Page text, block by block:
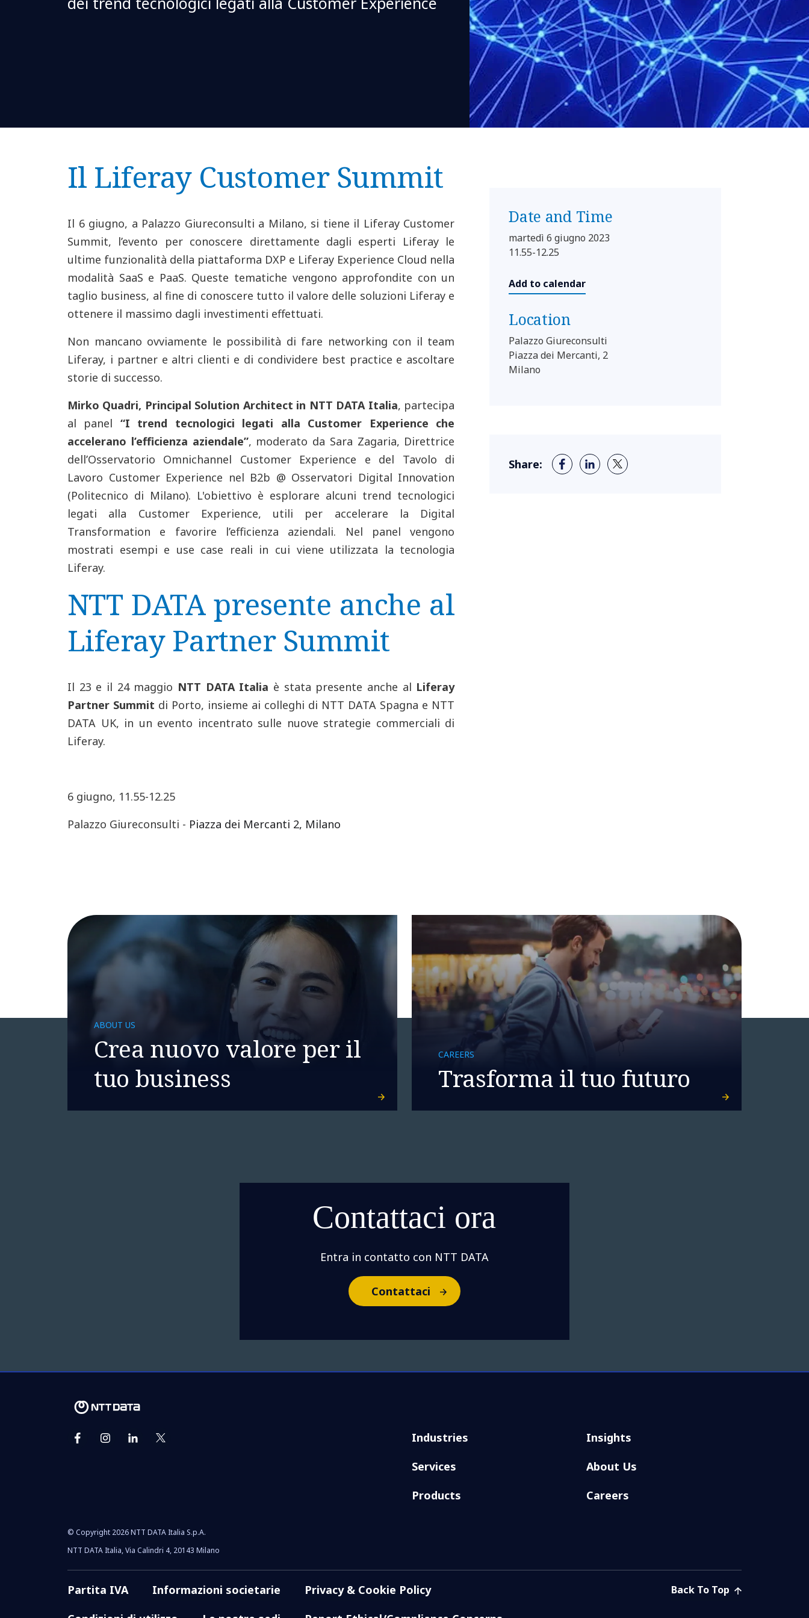
Il Liferay Customer Summit
Il 6 giugno, a Palazzo Giureconsulti a Milano, si tiene il Liferay Customer
Summit, l’evento per conoscere direttamente dagli esperti Liferay le
ultime funzionalità della piattaforma DXP e Liferay Experience Cloud nella
modalità SaaS e PaaS. Queste tematiche vengono approfondite con un
taglio business, al fine di conoscere tutto il valore delle soluzioni Liferay e
ottenere il massimo dagli investimenti effettuati.
Non mancano ovviamente le possibilità di fare networking con il team
Liferay, i partner e altri clienti e di condividere best practice e ascoltare
storie di successo.
Mirko Quadri, Principal Solution Architect in NTT DATA Italia, partecipa
al panel “I trend tecnologici legati alla Customer Experience che
accelerano l’efficienza aziendale”, moderato da Sara Zagaria, Direttrice
dell’Osservatorio Omnichannel Customer Experience e del Tavolo di
Lavoro Customer Experience nel B2b @ Osservatori Digital Innovation
(Politecnico di Milano). L'obiettivo è esplorare alcuni trend tecnologici
legati alla Customer Experience, utili per accelerare la Digital
Transformation e favorire l’efficienza aziendali. Nel panel vengono
mostrati esempi e use case reali in cui viene utilizzata la tecnologia
Liferay.
NTT DATA presente anche al
Liferay Partner Summit
Il 23 e il 24 maggio NTT DATA Italia è stata presente anche al Liferay
Partner Summit di Porto, insieme ai colleghi di NTT DATA Spagna e NTT
DATA UK, in un evento incentrato sulle nuove strategie commerciali di
Liferay.
6 giugno, 11.55-12.25
Palazzo Giureconsulti - Piazza dei Mercanti 2, Milano
Date and Time
martedì 6 giugno 2023
11.55-12.25
Add to calendar
Location
Palazzo Giureconsulti
Piazza dei Mercanti, 2
Milano
Share:
ABOUT US
Crea nuovo valore per il
tuo business
CAREERS
Trasforma il tuo futuro
Contattaci ora
Entra in contatto con NTT DATA
Contattaci
Industries
Services
Products
Insights
About Us
Careers
© Copyright 2026 NTT DATA Italia S.p.A.
NTT DATA Italia, Via Calindri 4, 20143 Milano
Partita IVA Informazioni societarie
Privacy & Cookie Policy
Back To Top